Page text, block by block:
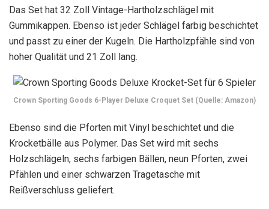
Das Set hat 32 Zoll Vintage-Hartholzschlägel mit
Gummikappen. Ebenso ist jeder Schlägel farbig beschichtet
und passt zu einer der Kugeln. Die Hartholzpfähle sind von
hoher Qualität und 21 Zoll lang.
Crown Sporting Goods 6-Player Deluxe Croquet Set (Quelle: Amazon)
Ebenso sind die Pforten mit Vinyl beschichtet und die
Krocketbälle aus Polymer. Das Set wird mit sechs
Holzschlägeln, sechs farbigen Bällen, neun Pforten, zwei
Pfählen und einer schwarzen Tragetasche mit
Reißverschluss geliefert.